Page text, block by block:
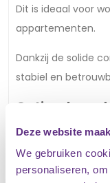
Deze website
We gebruiken
personaliseren,
Dit is ideaal voor
appartementen.
Dankzij de solide
stabiel en
Optimale
van de
De Boxspring met